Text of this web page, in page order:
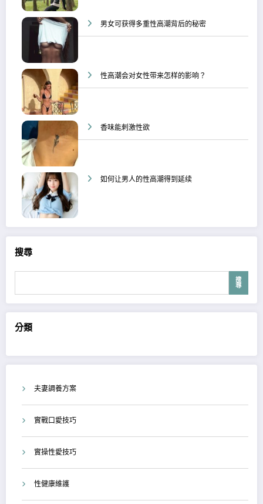
男女可获得多重性高潮背后的秘密
性高潮会对女性带来怎样的影响？
香味能刺激性欲
如何让男人的性高潮得到延续
搜尋
搜
尋
分類
夫妻調養方案
實戰口愛技巧
實操性愛技巧
性健康維護